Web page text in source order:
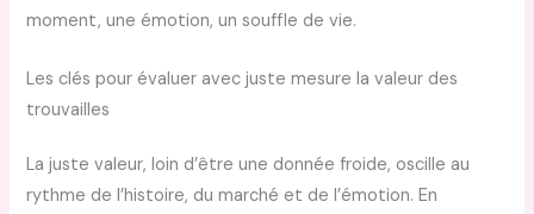
moment, une émotion, un souffle de vie.
Les clés pour évaluer avec juste mesure la valeur des
trouvailles
La juste valeur, loin d’être une donnée froide, oscille au
rythme de l’histoire, du marché et de l’émotion. En